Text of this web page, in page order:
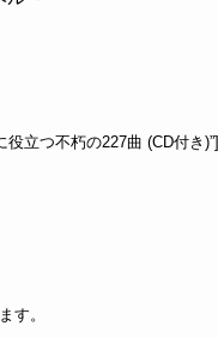
立つ不朽の227曲 (CD付き)”]
す。